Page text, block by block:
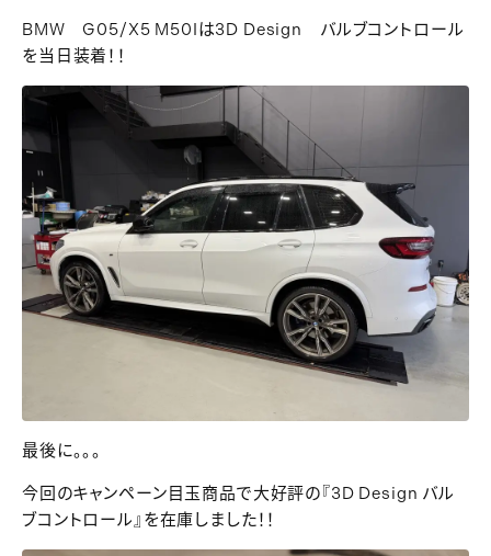
BMW G05/X5 M50Iは3D Design バルブコントロール
を当日装着！！
最後に。。。
今回のキャンペーン目玉商品で大好評の『3D Design バル
ブコントロール』を在庫しました！！